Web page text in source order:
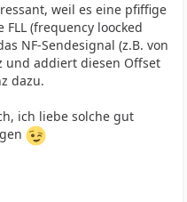
weil es eine pfiffige
(frequency loocked
NF-Sendesignal (z.B. von
und addiert diesen Offset
dazu.
ich liebe solche gut